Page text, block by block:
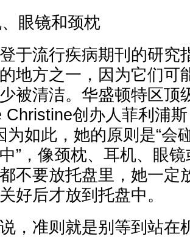
镜和颈枕
流行疾病期刊的研究
地方之一，因为它们可
被清洁。华盛顿特区顶
Christine创办人菲利浦
为如此，她的原则是“会
”，像颈枕、耳机、眼
不要放托盘里，她一定
好后才放到托盘中。
准则就是别等到站在